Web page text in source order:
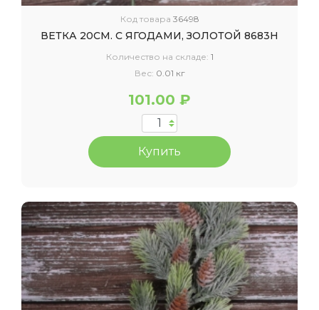
Код товара 36498
ВЕТКА 20СМ. С ЯГОДАМИ, ЗОЛОТОЙ 8683Н
Количество на складе: 1
Вес: 0.01 кг
101.00 ₽
Купить